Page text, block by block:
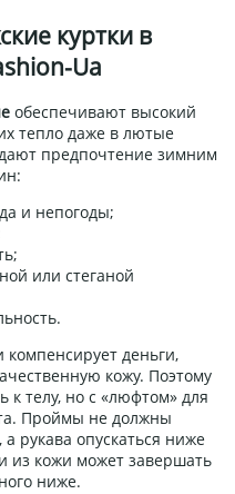
куртки в
Ua
обеспечивают высокий
тепло даже в лютые
предпочтение зимним
и непогоды;
или стеганой
компенсирует деньги,
кожу. Поэтому
к телу, но с «люфтом» для
Проймы не должны
рукава опускаться ниже
из кожи может завершать
ниже.